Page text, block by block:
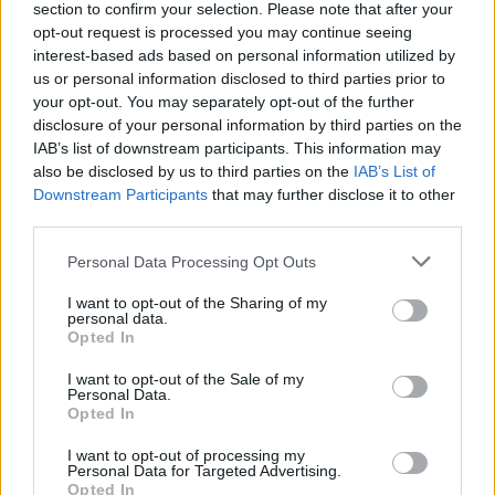
section to confirm your selection. Please note that after your
opt-out request is processed you may continue seeing
interest-based ads based on personal information utilized by
us or personal information disclosed to third parties prior to
your opt-out. You may separately opt-out of the further
disclosure of your personal information by third parties on the
IAB’s list of downstream participants. This information may
also be disclosed by us to third parties on the IAB’s List of
Downstream Participants that may further disclose it to other
Personal Data Processing Opt Outs
I want to opt-out of the Sharing of my
personal data.
Opted In
I want to opt-out of the Sale of my
Personal Data.
Opted In
I want to opt-out of processing my
Personal Data for Targeted Advertising.
Opted In
protesta , studentet